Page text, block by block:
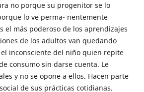
no porque su progenitor se lo
lo ve perma- nentemente
el más poderoso de los aprendizajes
de los adultos van quedando
inconsciente del niño quien repite
consumo sin darse cuenta. Le
y no se opone a ellos. Hacen parte
de sus prácticas cotidianas.